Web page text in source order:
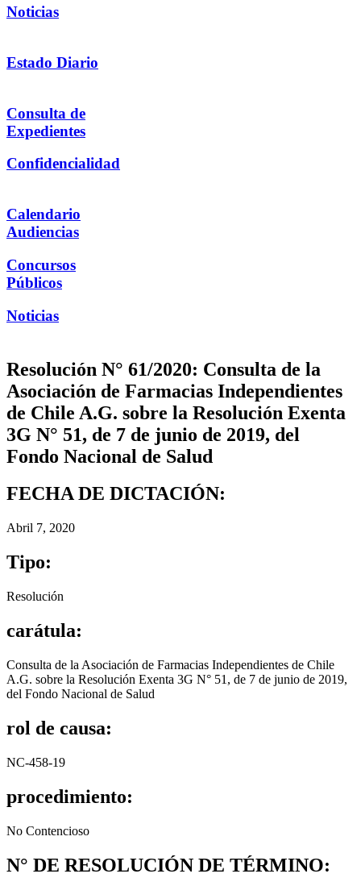
Noticias
Estado Diario
Consulta de
Expedientes
Confidencialidad
Calendario
Audiencias
Concursos
Públicos
Noticias
Resolución N° 61/2020: Consulta de la
Asociación de Farmacias Independientes
de Chile A.G. sobre la Resolución Exenta
3G N° 51, de 7 de junio de 2019, del
Fondo Nacional de Salud
FECHA DE DICTACIÓN:
Abril 7, 2020
Tipo:
Resolución
carátula:
Consulta de la Asociación de Farmacias Independientes de Chile
A.G. sobre la Resolución Exenta 3G N° 51, de 7 de junio de 2019,
del Fondo Nacional de Salud
rol de causa:
NC-458-19
procedimiento:
No Contencioso
N° DE RESOLUCIÓN DE TÉRMINO: